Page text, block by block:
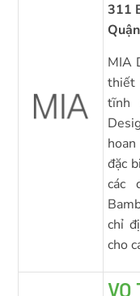
311
MIA
thiết
tĩnh
đặc
các
chỉ
cho
VO